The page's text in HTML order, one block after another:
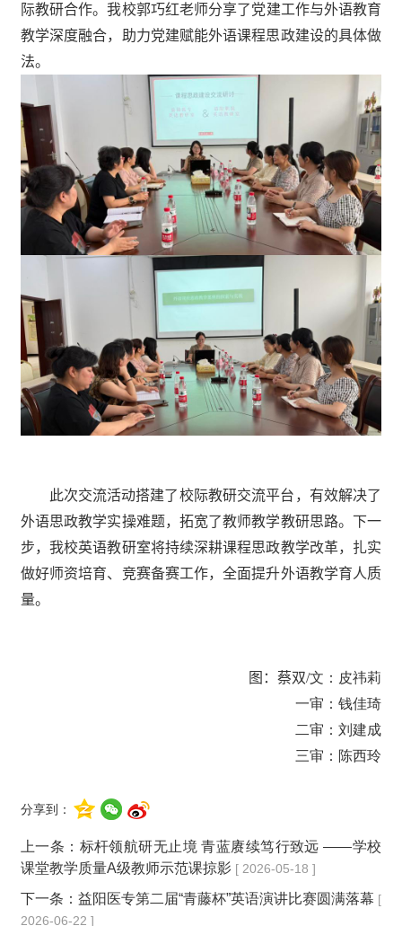
际教研合作。我校郭巧红老师分享了党建工作与外语教育
教学深度融合，助力党建赋能外语课程思政建设的具体做
法。
此次交流活动搭建了校际教研交流平台，有效解决了
外语思政教学实操难题，拓宽了教师教学教研思路。下一
步，我校英语教研室将持续深耕课程思政教学改革，扎实
做好师资培育、竞赛备赛工作，全面提升外语教学育人质
量。
图：蔡双/文：皮祎莉
一审：钱佳琦
二审：刘建成
三审：陈西玲
分享到：
上一条： 标杆领航研无止境 青蓝赓续笃行致远 ——学校
课堂教学质量A级教师示范课掠影 [ 2026-05-18 ]
下一条： 益阳医专第二届“青藤杯”英语演讲比赛圆满落幕 [
2026-06-22 ]